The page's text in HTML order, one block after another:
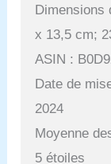
Dimensions
x 13,5 cm;
ASIN :
Date de
2024
Moyenne
5 étoiles